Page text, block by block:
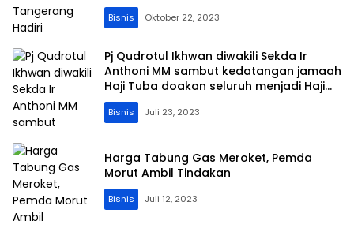
Bisnis Oktober 22, 2023
Pj Qudrotul Ikhwan diwakili Sekda Ir
Anthoni MM sambut kedatangan jamaah
Haji Tuba doakan seluruh menjadi Haji
yang Mabrur,
Bisnis Juli 23, 2023
Harga Tabung Gas Meroket, Pemda
Morut Ambil Tindakan
Bisnis Juli 12, 2023